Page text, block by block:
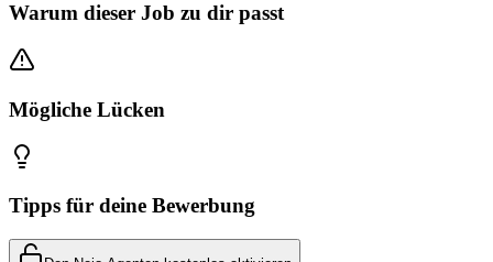
Warum dieser Job zu dir passt
Mögliche Lücken
Tipps für deine Bewerbung